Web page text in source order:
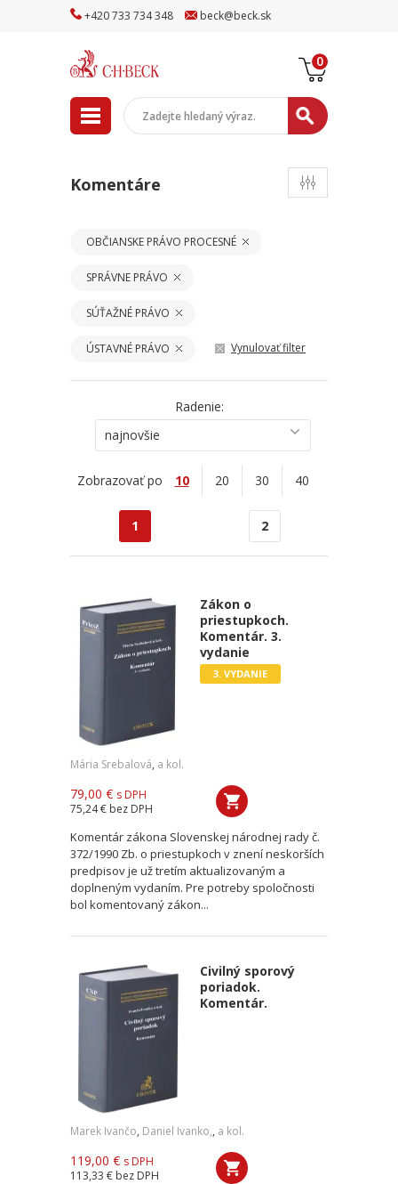
+420733 734348 beck@beck.sk
0
Komentáre
OBČIANSKE PRÁVO PROCESNÉ
SPRÁVNE PRÁVO
SÚŤAŽNÉ PRÁVO
ÚSTAVNÉ PRÁVO Vynulovať filter
Radenie:
najnovšie
Zobrazovať po 10 20 30 40
1 2
Zákon o
priestupkoch.
Komentár. 3.
vydanie
3. VYDANIE
Mária Srebalová, a kol.
79,00 € s DPH
75,24 € bez DPH
Komentár zákona Slovenskej národnej rady č.
372/1990 Zb. o priestupkoch v znení neskorších
predpisov je už tretím aktualizovaným a
doplneným vydaním. Pre potreby spoločnosti
bol komentovaný zákon...
Civilný sporový
poriadok.
Komentár.
Marek Ivančo, Daniel Ivanko,, a kol.
119,00 € s DPH
113,33 € bez DPH